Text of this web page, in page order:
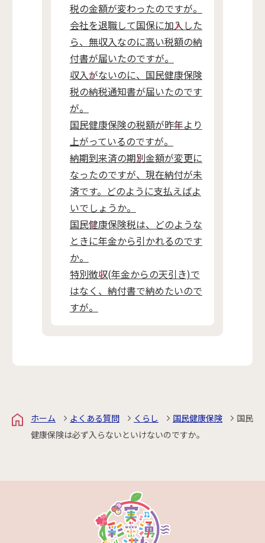
税の金額が変わったのですが。
会社を退職して国保に加入した
ら、無収入なのに高い税額の納
付書が届いたのですが。
収入がないのに、国民健康保険
税の納税通知書が届いたのです
が。
国民健康保険の税額が昨年より
上がっているのですが。
納期到来済の期別金額が変更に
なったのですが、現在納付が未
済です。どのように支払えばよ
いでしょうか。
国民健康保険税は、どのような
ときに年金から引かれるのです
か。
特別徴収(年金からの天引き)で
はなく、納付書で納めたいので
すが。
ホーム よくある質問 くらし 国民健康保険
国民
健康保険は必ず入らないといけないのですか。